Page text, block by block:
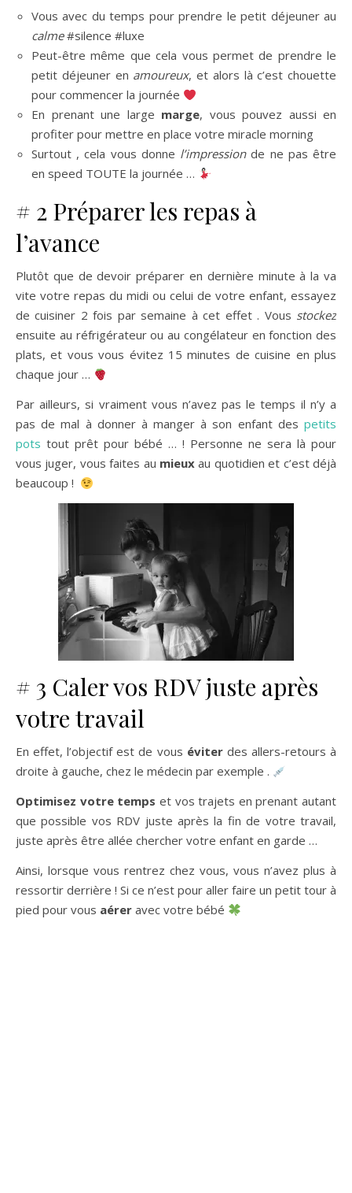
Vous avec du temps pour prendre le petit déjeuner au
calme#silence #luxe
Peut-être même que cela vous permet de prendre le
petit déjeuner en amoureux, et alors là c’est chouette
pour commencer la journée
En prenant une large marge, vous pouvez aussi en
profiter pour mettre en place votre miracle morning
Surtout , cela vous donne l’impressionde ne pas être
en speed TOUTE la journée …
# 2 Préparer les repas à
l’avance
Plutôt que de devoir préparer en dernière minute à la va
vite votre repas du midi ou celui de votre enfant, essayez
de cuisiner 2 fois par semaine à cet effet . Vous stockez
ensuite au réfrigérateur ou au congélateur en fonction des
plats, et vous vous évitez 15 minutes de cuisine en plus
chaque jour …
Par ailleurs, si vraiment vous n’avez pas le temps il n’y a
pas de mal à donner à manger à son enfant des petits
pots tout prêt pour bébé … ! Personne ne sera là pour
vous juger, vous faites au mieux au quotidien et c’est déjà
beaucoup !
# 3 Caler vos RDV juste après
votre travail
En effet, l’objectif est de vous éviterdes allers-retours à
droite à gauche, chez le médecin par exemple .
Optimisez votre temps et vos trajets en prenant autant
que possible vos RDV juste après la fin de votre travail,
juste après être allée chercher votre enfant en garde …
Ainsi, lorsque vous rentrez chez vous, vous n’avez plus à
ressortir derrière ! Si ce n’est pour aller faire un petit tour à
pied pour vous aérer avec votre bébé